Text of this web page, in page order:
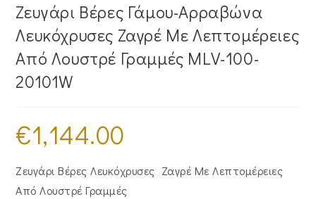
Ζευγάρι Βέρες Γάμου-Αρραβώνα
Λευκόχρυσες Ζαγρέ Με Λεπτομέρειες
Από Λουστρέ Γραμμές MLV-100-
20101W
€1,144.00
Ζευγάρι Βέρες Λευκόχρυσες Ζαγρέ Με Λεπτομέρειες
Από Λουστρέ Γραμμές